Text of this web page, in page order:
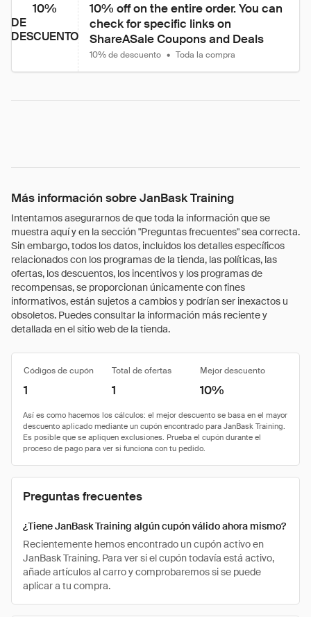
10%
DE
DESCUENTO
10% off on the entire order. You can
check for specific links on
ShareASale Coupons and Deals
10% de descuento • Toda la compra
Más información sobre JanBask Training
Intentamos asegurarnos de que toda la información que se
muestra aquí y en la sección "Preguntas frecuentes" sea correcta.
Sin embargo, todos los datos, incluidos los detalles específicos
relacionados con los programas de la tienda, las políticas, las
ofertas, los descuentos, los incentivos y los programas de
recompensas, se proporcionan únicamente con fines
informativos, están sujetos a cambios y podrían ser inexactos u
obsoletos. Puedes consultar la información más reciente y
detallada en el sitio web de la tienda.
Códigos de cupón Total de ofertas Mejor descuento
1 1 10%
Preguntas frecuentes
¿Tiene JanBask Training algún cupón válido ahora mismo?
Recientemente hemos encontrado un cupón activo en
JanBask Training. Para ver si el cupón todavía está activo,
añade artículos al carro y comprobaremos si se puede
aplicar a tu compra.